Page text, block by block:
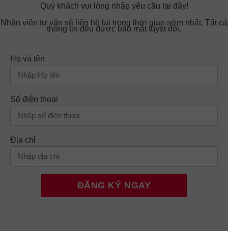
Quý khách vui lòng nhập yêu cầu tại đây!
Nhân viên tư vấn sẽ liên hệ lại trong thời gian sớm nhất. Tất cả
thông tin đều được bảo mật tuyệt đối.
Họ và tên
Số điện thoại
Địa chỉ